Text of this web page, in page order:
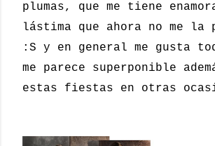
plumas, que me tiene
lástima que ahora no me la
:S y en general me gusta
me parece superponible
estas fiestas en otras